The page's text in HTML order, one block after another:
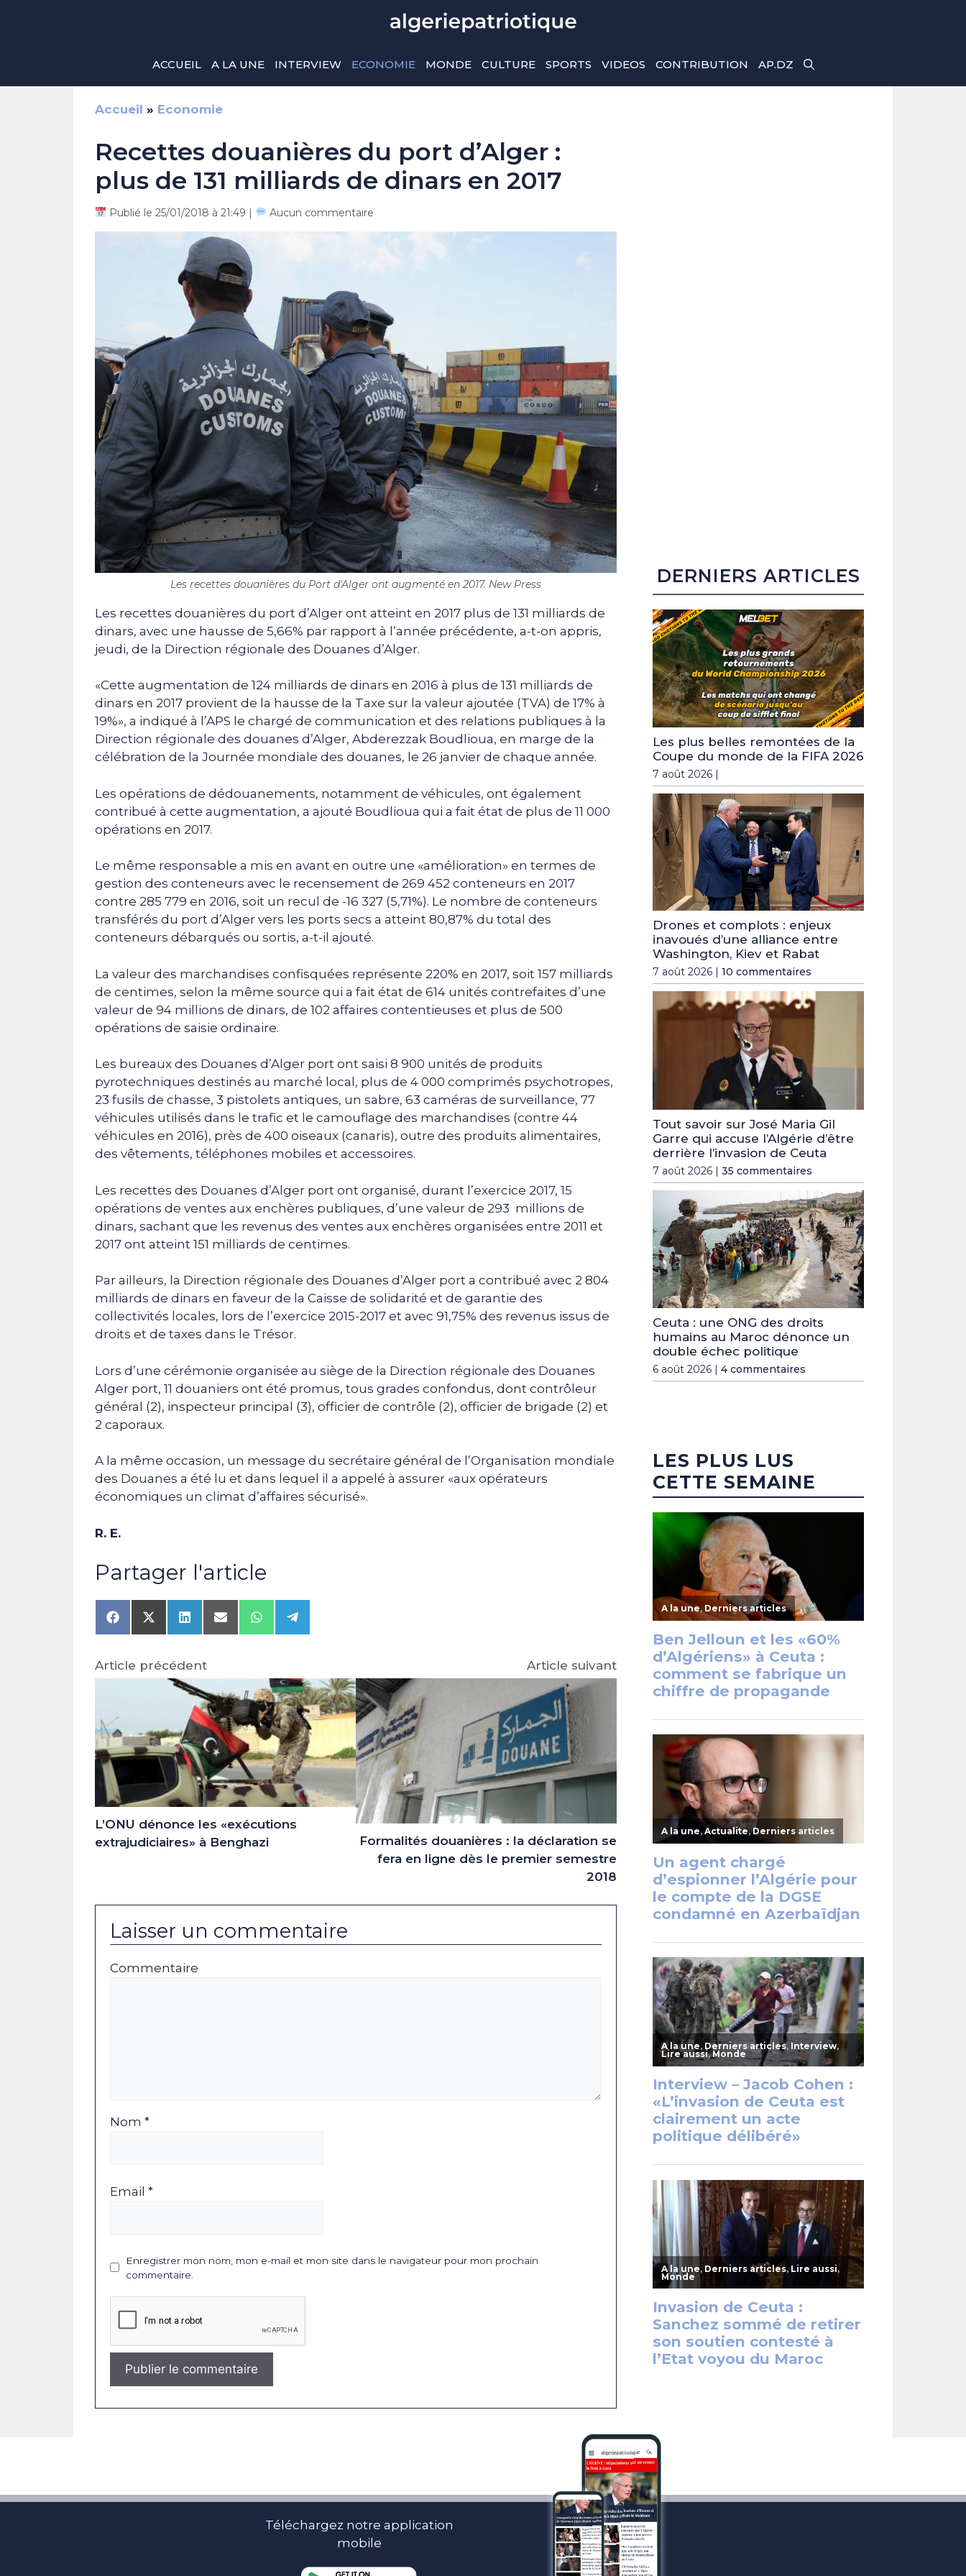
ACCUEIL A LA UNE INTERVIEW ECONOMIE MONDE CULTURE SPORTS VIDEOS CONTRIBUTION AP.DZ
Accueil » Economie
Recettes douanières du port d’Alger :
plus de 131 milliards de dinars en 2017
Publié le 25/01/2018 à 21:49 | Aucun commentaire
Les recettes douanières du Port d'Alger ont augmenté en 2017. New Press
Les recettes douanières du port d’Alger ont atteint en 2017 plus de 131 milliards de
dinars, avec une hausse de 5,66% par rapport à l’année précédente, a-t-on appris,
jeudi, de la Direction régionale des Douanes d’Alger.
«Cette augmentation de 124 milliards de dinars en 2016 à plus de 131 milliards de
dinars en 2017 provient de la hausse de la Taxe sur la valeur ajoutée (TVA) de 17% à
19%», a indiqué à l’APS le chargé de communication et des relations publiques à la
Direction régionale des douanes d’Alger, Abderezzak Boudlioua, en marge de la
célébration de la Journée mondiale des douanes, le 26 janvier de chaque année.
Les opérations de dédouanements, notamment de véhicules, ont également
contribué à cette augmentation, a ajouté Boudlioua qui a fait état de plus de 11 000
opérations en 2017.
Le même responsable a mis en avant en outre une «amélioration» en termes de
gestion des conteneurs avec le recensement de 269 452 conteneurs en 2017
contre 285 779 en 2016, soit un recul de -16 327 (5,71%). Le nombre de conteneurs
transférés du port d’Alger vers les ports secs a atteint 80,87% du total des
conteneurs débarqués ou sortis, a-t-il ajouté.
La valeur des marchandises confisquées représente 220% en 2017, soit 157 milliards
de centimes, selon la même source qui a fait état de 614 unités contrefaites d’une
valeur de 94 millions de dinars, de 102 affaires contentieuses et plus de 500
opérations de saisie ordinaire.
Les bureaux des Douanes d’Alger port ont saisi 8 900 unités de produits
pyrotechniques destinés au marché local, plus de 4 000 comprimés psychotropes,
23 fusils de chasse, 3 pistolets antiques, un sabre, 63 caméras de surveillance, 77
véhicules utilisés dans le trafic et le camouflage des marchandises (contre 44
véhicules en 2016), près de 400 oiseaux (canaris), outre des produits alimentaires,
des vêtements, téléphones mobiles et accessoires.
Les recettes des Douanes d’Alger port ont organisé, durant l’exercice 2017, 15
opérations de ventes aux enchères publiques, d’une valeur de 293 millions de
dinars, sachant que les revenus des ventes aux enchères organisées entre 2011 et
2017 ont atteint 151 milliards de centimes.
Par ailleurs, la Direction régionale des Douanes d’Alger port a contribué avec 2 804
milliards de dinars en faveur de la Caisse de solidarité et de garantie des
collectivités locales, lors de l’exercice 2015-2017 et avec 91,75% des revenus issus de
droits et de taxes dans le Trésor.
Lors d’une cérémonie organisée au siège de la Direction régionale des Douanes
Alger port, 11 douaniers ont été promus, tous grades confondus, dont contrôleur
général (2), inspecteur principal (3), officier de contrôle (2), officier de brigade (2) et
2 caporaux.
A la même occasion, un message du secrétaire général de l’Organisation mondiale
des Douanes a été lu et dans lequel il a appelé à assurer «aux opérateurs
économiques un climat d’affaires sécurisé».
R. E.
Partager l'article
Share
on
Share
on
(Twitter)
Share
on
Share
on
Share
on
Share
on
Article précédent
L’ONU dénonce les «exécutions
extrajudiciaires» à Benghazi
Article suivant
Formalités douanières : la déclaration se
fera en ligne dès le premier semestre
2018
Laisser un commentaire
Commentaire
Nom *
Email *
Enregistrer mon nom, mon e-mail et mon site dans le navigateur pour mon prochain
commentaire.
DERNIERS ARTICLES
Les plus belles remontées de la
Coupe du monde de la FIFA 2026
7 août 2026 |
Drones et complots : enjeux
inavoués d’une alliance entre
Washington, Kiev et Rabat
7 août 2026 | 10 commentaires
Tout savoir sur José Maria Gil
Garre qui accuse l’Algérie d’être
derrière l’invasion de Ceuta
7 août 2026 | 35 commentaires
Ceuta : une ONG des droits
humains au Maroc dénonce un
double échec politique
6 août 2026 | 4 commentaires
LES PLUS LUS
CETTE SEMAINE
Téléchargez notre application
mobile